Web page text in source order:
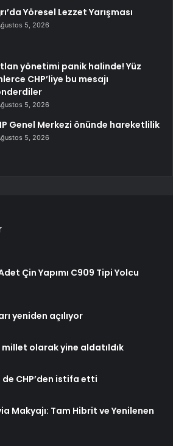
Yöresel Lezzet Yarışması
5, 2026
yönetimi panik halinde! Yüz
CHP’liye bu mesajı
5, 2026
Genel Merkezi önünde hareketlilik
5, 2026
Çin Yapımı C909 Tipi Yolcu
yeniden açılıyor
millet olarak yine aldatıldık
de CHP’den istifa etti
Makyajı: Tam Hibrit ve Yenilenen